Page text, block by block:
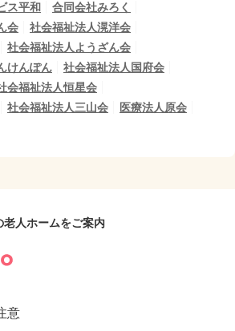
ス平和
合同会社みろく
会
社会福祉法人滉洋会
社会福祉法人ようざん会
けんぽん
社会福祉法人国府会
会福祉法人恒星会
社会福祉法人三山会
医療法人原会
人ホームをご案内
意